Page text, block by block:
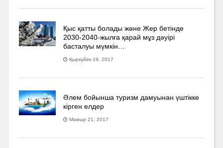
Қыс қатты болады және Жер бетінде
2030-2040­-жылға қарай мұз дәуірі
басталуы мүмкін…
Қыркүйек 19, 2017
Әлем бойынша туризм дамуынан үштікке
кірген елдер
Мамыр 21, 2017